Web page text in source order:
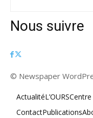
Nous suivre
© Newspaper
ActualitéL’OURSCentre
ContactPublications